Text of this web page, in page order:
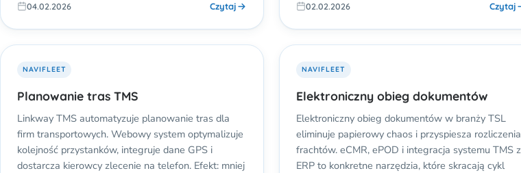
04.02.2026 Czytaj 02.02.2026 Czytaj
NAVIFLEET
Planowanie tras TMS
Linkway TMS automatyzuje planowanie tras dla
firm transportowych. Webowy system optymalizuje
kolejność przystanków, integruje dane GPS i
dostarcza kierowcy zlecenie na telefon. Efekt: mniej
NAVIFLEET
Elektroniczny obieg dokumentów
Elektroniczny obieg dokumentów w branży TSL
eliminuje papierowy chaos i przyspiesza rozliczenia
frachtów. eCMR, ePOD i integracja systemu TMS z
ERP to konkretne narzędzia, które skracają cykl